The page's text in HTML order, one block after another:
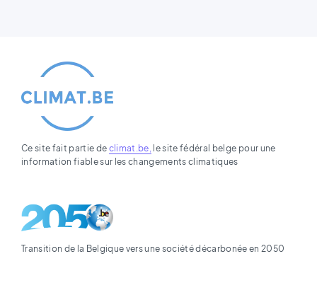
Ce site fait partie de climat.be,
le site fédéral belge pour une
information fiable sur les changements climatiques
Transition de la Belgique vers une société décarbonée en 2050